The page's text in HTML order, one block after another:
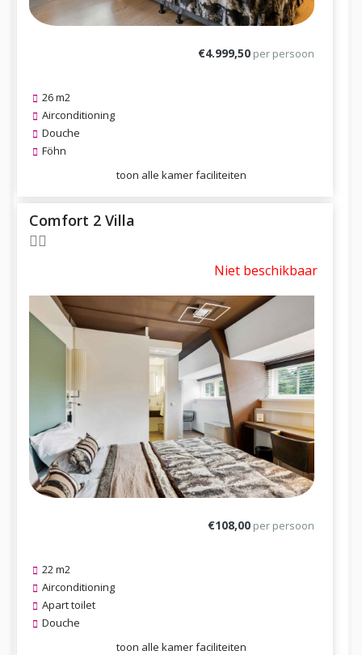
€4.999,50 per persoon
26 m2
Airconditioning
Douche
Föhn
toon alle kamer faciliteiten
Comfort 2 Villa
Niet beschikbaar
€108,00 per persoon
22 m2
Airconditioning
Apart toilet
Douche
toon alle kamer faciliteiten